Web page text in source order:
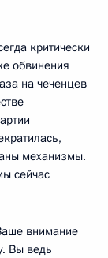
критически
обвинения
на чеченцев
механизмы.
сейчас
внимание
Вы ведь